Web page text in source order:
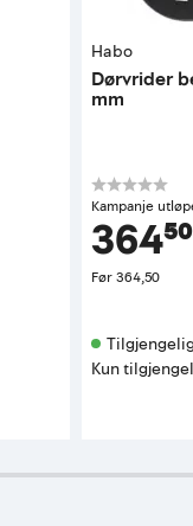
Habo
Dørvrider
mm
Kampanje
364⁵⁰
Før364,50
Kun